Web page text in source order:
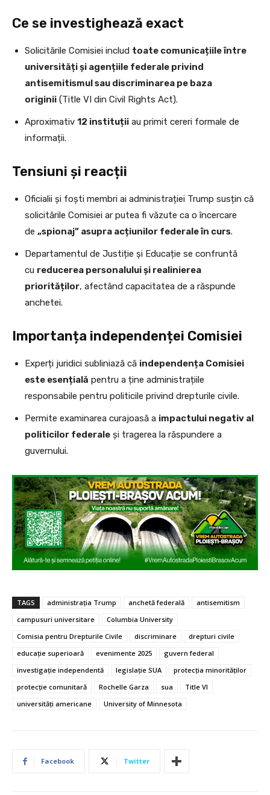
Ce se investighează exact
Solicitările Comisiei includ toate comunicațiile între
universități și agențiile federale privind
antisemitismul sau discriminarea pe baza
originii (Title VI din Civil Rights Act).
Aproximativ 12 instituții au primit cereri formale de
informații.
Tensiuni și reacții
Oficialii și foști membri ai administrației Trump susțin că
solicitările Comisiei ar putea fi văzute ca o încercare
de „spionaj” asupra acțiunilor federale în curs.
Departamentul de Justiție și Educație se confruntă
cu reducerea personalului și realinierea
priorităților, afectând capacitatea de a răspunde
anchetei.
Importanța independenței Comisiei
Experți juridici subliniază că independența Comisiei
este esențială pentru a ține administrațiile
responsabile pentru politicile privind drepturile civile.
Permite examinarea curajoasă a impactului negativ al
politicilor federale și tragerea la răspundere a
guvernului.
TAGS administrația Trump anchetă federală
antisemitism
campusuri universitare
Columbia University
Comisia pentru Drepturile Civile
discriminare
drepturi civile
educație superioară
evenimente 2025
guvern federal
investigație independentă
legislație SUA
protecția minorităților
protecție comunitară
Rochelle Garza sua
Title VI
universități americane
University of Minnesota
Facebook Twitter